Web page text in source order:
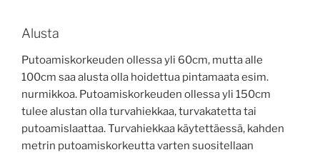
Alusta
Putoamiskorkeuden ollessa yli 60cm, mutta alle
100cm saa alusta olla hoidettua pintamaata esim.
nurmikkoa. Putoamiskorkeuden ollessa yli 150cm
tulee alustan olla turvahiekkaa, turvakatetta tai
putoamislaattaa. Turvahiekkaa käytettäessä, kahden
metrin putoamiskorkeutta varten suositellaan